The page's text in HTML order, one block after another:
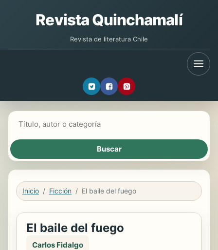
Revista Quinchamalí
Revista de literatura Chile
Inicio Ficción El baile del fuego
El baile del fuego
Carlos Fidalgo